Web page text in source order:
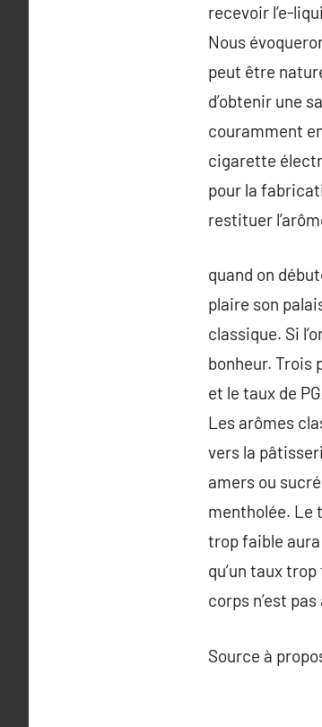
recevoir l’e-
Nous
peut être
d’obtenir une
couramment
cigarette
pour la
restituer
quand on
plaire son
classique. Si
bonheur. Trois
et le taux de
Les arômes
vers la
amers ou
mentholée. Le
trop faible
qu’un taux
corps n’est
Source à